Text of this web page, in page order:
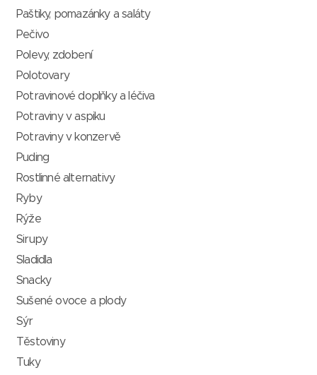
Paštiky, pomazánky a saláty
Pečivo
Polevy, zdobení
Polotovary
Potravinové doplňky a léčiva
Potraviny v aspiku
Potraviny v konzervě
Puding
Rostlinné alternativy
Ryby
Rýže
Sirupy
Sladidla
Snacky
Sušené ovoce a plody
Sýr
Těstoviny
Tuky